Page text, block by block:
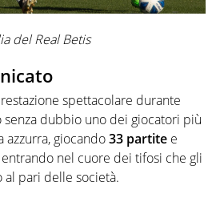
del Real Betis
spettacolare durante
senza dubbio uno dei giocatori più
azzurra, giocando33 partite e
nel cuore dei tifosi che gli
pari delle società.